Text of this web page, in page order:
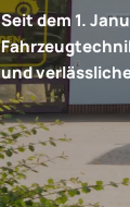
Seit dem 1.
und